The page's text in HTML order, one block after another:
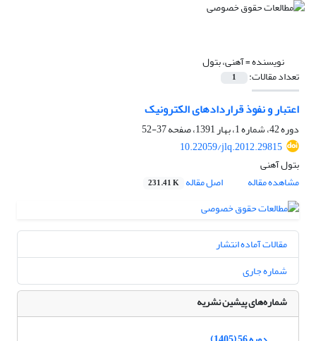
نویسنده =آهنی، بتول
تعداد مقالات: 1
اعتبار و نفوذ قراردادهای الکترونیک
دوره 42، شماره 1، بهار 1391، صفحه
37-52
10.22059/jlq.2012.29815
بتول آهنی
مشاهده مقاله
اصل مقاله 231.41 K
مقالات آماده انتشار
شماره جاری
شماره‌های پیشین نشریه